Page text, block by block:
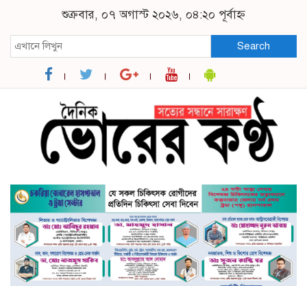
শুক্রবার, ০৭ অগাস্ট ২০২৬, ০৪:২০ পূর্বাহ্ন
Search